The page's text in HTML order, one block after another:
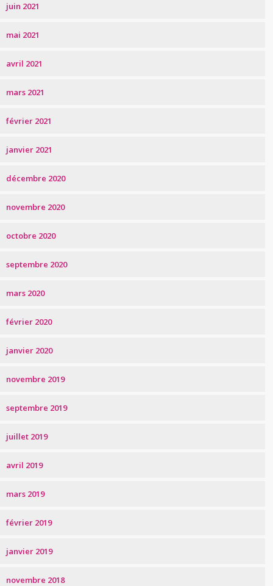
juin 2021
mai 2021
avril 2021
mars 2021
février 2021
janvier 2021
décembre 2020
novembre 2020
octobre 2020
septembre 2020
mars 2020
février 2020
janvier 2020
novembre 2019
septembre 2019
juillet 2019
avril 2019
mars 2019
février 2019
janvier 2019
novembre 2018